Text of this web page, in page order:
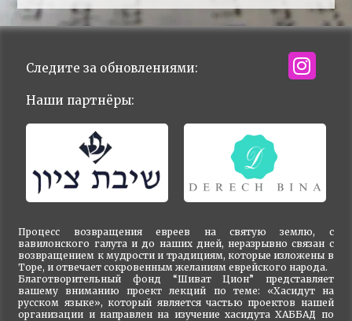
Процесс возвращения евреев на святую землю, с
вавилонского галута и до наших дней, неразрывно связан с
возвращением к мудрости и традициям, которые изложены в
Торе, и отвечает сокровенным желаниям еврейского народа.
Благотворительный фонд “Шиват Цион” представляет
вашему вниманию проект лекций по теме: «Хасидут на
русском языке», который является частью проектов нашей
организации и направлен на изучение хасидута ХАББАД по
Следите за обновлениями:
Наши партнёры: